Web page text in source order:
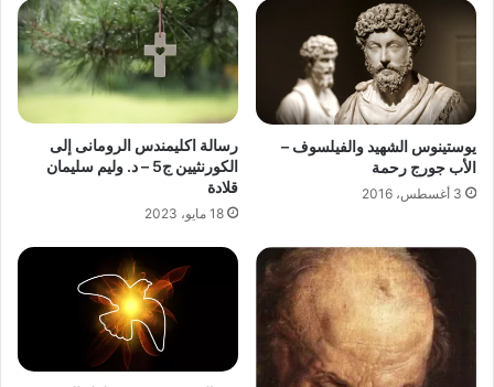
يوستينوس الشهيد والفيلسوف –
الأب جورج رحمة
3 أغسطس، 2016
رسالة اكليمندس الرومانى إلى
الكورنثيين ج5 – د. وليم سليمان
قلادة
18 مايو، 2023